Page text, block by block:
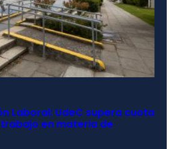
Laboral: UdeC supera cuota
en materia de